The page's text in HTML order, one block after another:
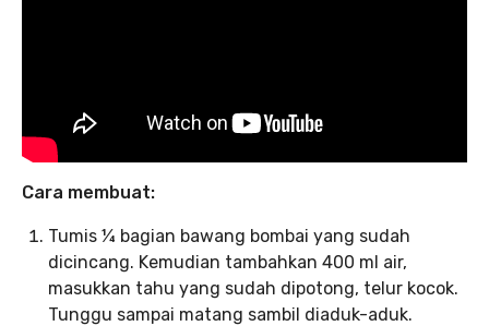
Cara membuat:
Tumis ¼ bagian bawang bombai yang sudah
dicincang. Kemudian tambahkan 400 ml air,
masukkan tahu yang sudah dipotong, telur kocok.
Tunggu sampai matang sambil diaduk-aduk.